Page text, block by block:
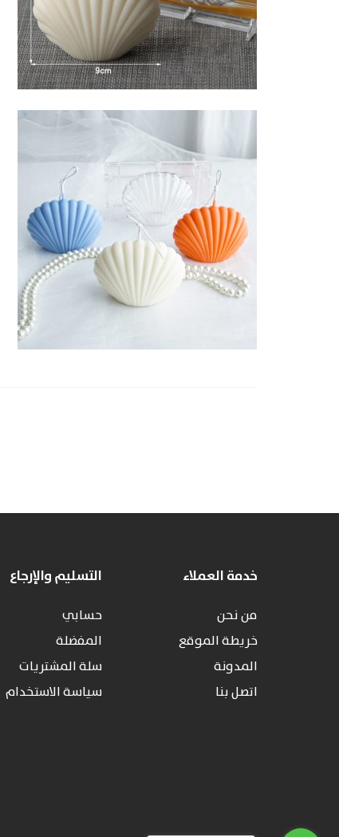
خدمة العملاء
من نحن
خريطة الموقع
المدونة
اتصل بنا
التسليم والإرجاع
حسابي
المفضلة
سلة المشتريات
سياسة الاستخدام